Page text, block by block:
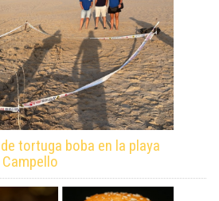
tortuga boba en la playa